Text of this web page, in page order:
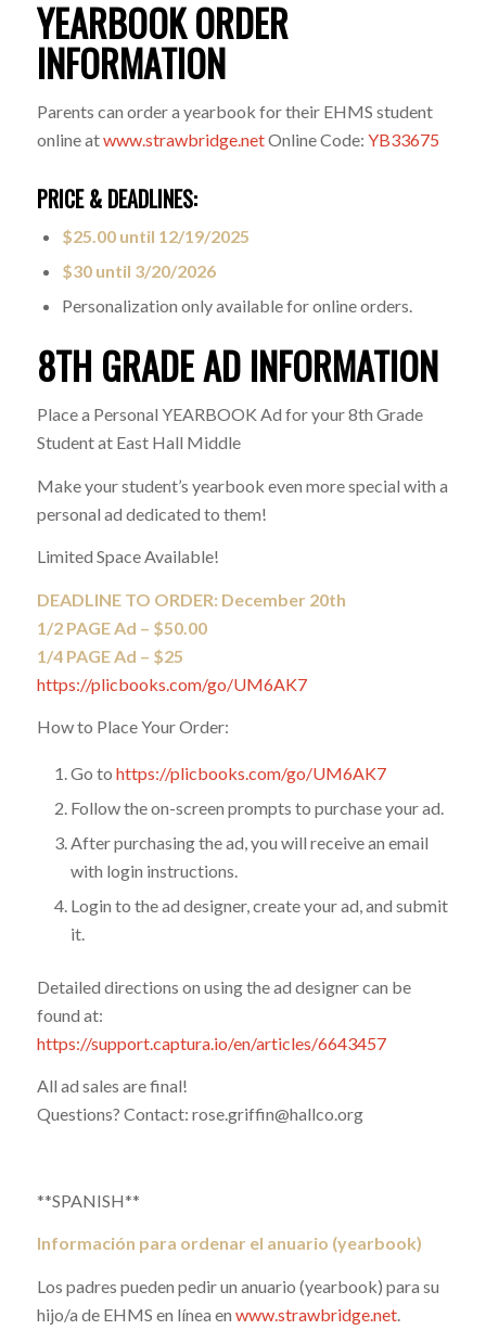
YEARBOOK ORDER
INFORMATION
Parents can order a yearbook for their EHMS student
online atwww.strawbridge.netOnline Code: YB33675
PRICE & DEADLINES:
$25.00 until 12/19/2025
$30 until 3/20/2026
Personalization only available for online orders.
8TH GRADE AD INFORMATION
Place a Personal YEARBOOK Ad for your 8th Grade
Student at East Hall Middle
Make your student’s yearbook even more special with a
personal ad dedicated to them!
Limited Space Available!
DEADLINE TO ORDER: December 20th
1/2 PAGE Ad – $50.00
1/4 PAGE Ad – $25
https://plicbooks.com/go/UM6AK7
How to Place Your Order:
Go to https://plicbooks.com/go/UM6AK7
Follow the on-screen prompts to purchase your ad.
After purchasing the ad, you will receive an email
with login instructions.
Login to the ad designer, create your ad, and submit
it.
Detailed directions on using the ad designer can be
found at:
https://support.captura.io/en/articles/6643457
All ad sales are final!
Questions? Contact: rose.griffin@hallco.org
**SPANISH**
Información para ordenar el anuario (yearbook)
Los padres pueden pedir un anuario (yearbook) para su
hijo/a de EHMS en línea en www.strawbridge.net.